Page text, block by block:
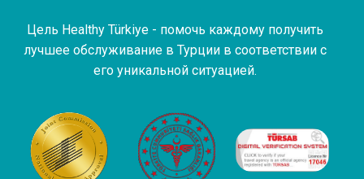
Цель Healthy Türkiye - помочь каждому получить
лучшее обслуживание в Турции в соответствии с
его уникальной ситуацией.